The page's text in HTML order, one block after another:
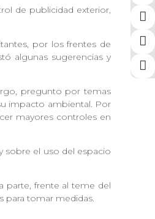
de publicidad exterior,
por los frentes de
algunas sugerencias y
pregunto por temas
impacto ambiental. Por
mayores controles en
sobre el uso del espacio
parte, frente al teme del
para tomar medidas.